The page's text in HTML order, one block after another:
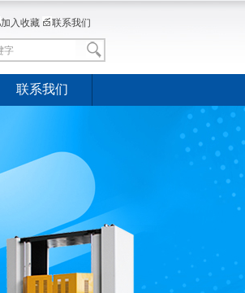
加入收藏 联系我们
联系我们